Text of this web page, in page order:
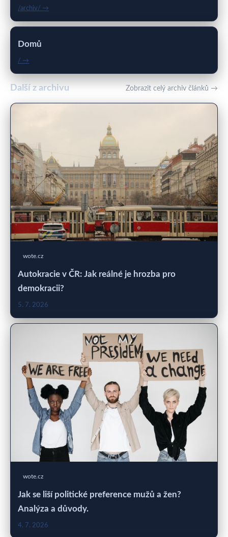
/archiv/ →
Domů
/ →
Další z archivu Zobrazit celý archiv článků →
wote.cz
Autokracie v ČR: Jak reálné je hrozba pro
demokracii?
5. 7. 2026
wote.cz
Jak se liší politické preference mužů a žen?
Analýza a důvody.
4. 7. 2026